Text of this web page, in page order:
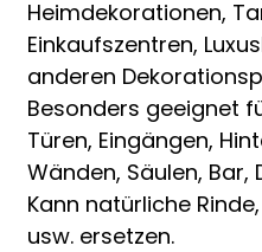
Heimdekorationen,
Einkaufszentren,
anderen
Besonders geeignet
Türen, Eingängen,
Wänden, Säulen, Bar,
Kann natürliche
usw. ersetzen.